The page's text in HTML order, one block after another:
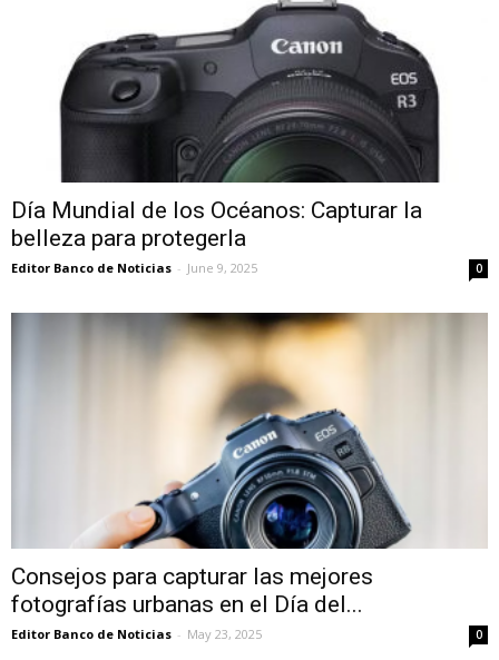
Día Mundial de los Océanos: Capturar la
belleza para protegerla
Editor Banco de Noticias - June 9, 2025 0
Consejos para capturar las mejores
fotografías urbanas en el Día del...
Editor Banco de Noticias - May 23, 2025 0